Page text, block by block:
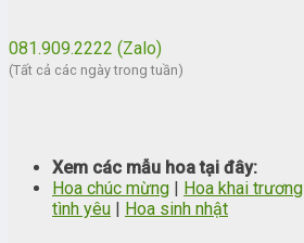
081.909.2222 (Zalo)
(Tất cả các ngày trong tuần)
Xem các mẫu hoa tại đây:
Hoa chúc mừng
Hoa khai trương
tình yêu
Hoa sinh nhật